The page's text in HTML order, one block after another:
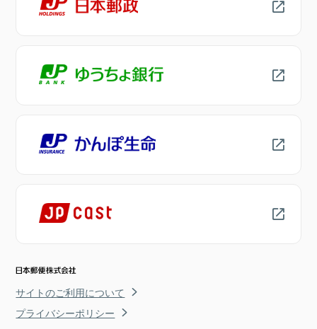
サイトのご利用について
プライバシーポリシー